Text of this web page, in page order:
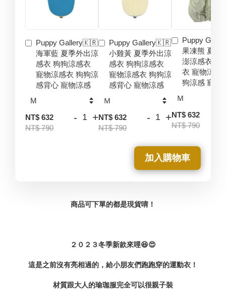
Puppy Gallery🇰🇷
海軍藍 夏季外出涼
感衣 狗狗涼感衣
寵物涼感衣 狗狗涼
感背心 寵物涼感
NT$ 632
NT$ 790
- +
Puppy Gallery🇰🇷
小雞黃 夏季外出涼
感衣 狗狗涼感衣
寵物涼感衣 狗狗涼
感背心 寵物涼感
NT$ 632
NT$ 790
- +
Puppy
果凍熊 夏季
澎涼感衣 狗
衣 寵物涼感
狗涼感 寵物
NT$ 632
NT$ 790
加入購物車
商品可下單的都是現貨唷！
２０２３冬季新款來哩😆😍
這是之前沒有亮相過的，給小朋友們跑跑穿的運動衣！
材質跟大人的瑜珈服完全可以很親子裝